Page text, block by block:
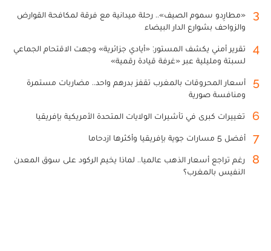
3
«مطارِدو سموم الصيف».. رحلة ميدانية مع فرقة لمكافحة القوارض
والزواحف بشوارع الدار البيضاء
4
تقرير أمني يكشف المستور: «أيادي جزائرية» وجهت الاقتحام الجماعي
لسبتة ومليلية عبر «غرفة قيادة رقمية»
5
أسعار المحروقات بالمغرب تقفز بدرهم واحد.. مضاربات مستمرة
ومنافسة صورية
6 تغييرات كبرى في تأشيرات الولايات المتحدة الأمريكية بإفريقيا
7 أفضل 5 مسارات جوية بإفريقيا وأكثرها ازدحاما
8
رغم تراجع أسعار الذهب عالميا.. لماذا يخيم الركود على سوق المعدن
النفيس بالمغرب؟